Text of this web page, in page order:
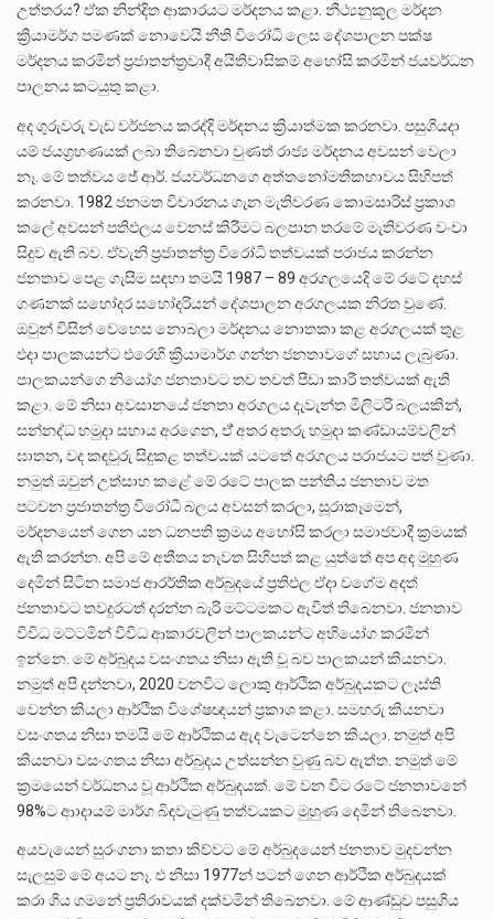
උත්තරය? ඒක නින්දිත ආකාරයට මර්දනය කළා. නීථ්‍යනුකූල මර්දන
ක්‍රියාමර්ග පමණක් නොවෙයි නීති විරෝධි ලෙස දේශපාලන පක්ෂ
මර්දනය කරමින් ප්‍රජාතන්ත්‍රවාදී අයිතිවාසිකම් අහෝසි කරමින් ජයවර්ධන
පාලනය කටයුතු කළා.
අද ගුරුවරු වැඩ වර්ජනය කරද්දි මර්දනය ක්‍රියාත්මක කරනවා. පසුගියදා
යම් ජයග්‍රහණයක් ලබා තිබෙනවා වුණත් රාජ්‍ය මර්දනය අවසන් වෙලා
නෑ. මේ තත්වය ජේ ආර්. ජයවර්ධනගෙ අත්තනෝමතිකභාවය සිහිපත්
කරනවා. 1982 ජනමත විචාරනය ගැන මැතිවරණ කොමසාරිස් ප්‍රකාශ
කලේ අවසන් පතිඵලය වෙනස් කිරීමට බලපාන තරමේ මැතිවරණ වංචා
සිදුව ඇති බව. ඒවැනි ප්‍රජාතන්ත්‍ර විරෝධි තත්වයක් පරාජය කරන්න
ජනතාව පෙළ ගැසීම සඳහා තමයි 1987 – 89 අරගලයෙදි මේ රටේ දහස්
ගණනක් සහෝදර සහෝදරියන් දේශපාලන අරගලයක නිරත වුණේ.
ඔවුන් විසින් වෙහෙස නොබලා මර්දනය නොතකා කළ අරගලයක් තුළ
එදා පාලකයන්ට එරෙහි ක්‍රියාමාර්ග ගන්න ජනතාවගේ සහාය ලැබුණා.
පාලකයන්ගෙ නියෝග ජනතාවට තව තවත් පීඩා කාරී තත්වයක් ඇති
කළා. මේ නිසා අවසානයේ ජනතා අරගලය දැවැන්ත මිලිටරි බලයකින්,
සන්නද්ධ හමුදා සහාය අරගෙන, ඒ් අතර අතරු හමුදා කණ්ඩායම්වලින්
ඝාතන, වද කඳවුරු සිදුකළ තත්වයක් යටතේ අරගලය පරාජයට පත් වුණා.
නමුත් ඔවුන් උත්සාහ කළේ මේ රටේ පාලක පන්තිය ජනතාව මත
පටවන ප්‍රජාතන්ත්‍ර විරෝධී බලය අවසන් කරලා, සූරාකෑමෙන්,
මර්දනයෙන් ගෙන යන ධනපති ක්‍රමය අහෝසි කරලා සමාජවාදී ක්‍රමයක්
ඇති කරන්න. අපි මේ අතීතය නැවත සිහිපත් කළ යුත්තේ අප අද මුහුණ
දෙමින් සිටින සමාජ ආරර්තික අර්බුදයේ ප්‍රතිඵල ඒදා වගේම අදත්
ජනතාවට තවදුරටත් දරන්න බැරි මට්ටමකට ඇවිත් තිබෙනවා. ජනතාව
විවිධ මට්ටමින් විවිධ ආකාරවලින් පාලකයන්ට අභියෝග කරමින්
ඉන්නෙ. මේ අර්බුදය වසංගතය නිසා ඇති වූ බව පාලකයන් කියනවා.
නමුත් අපි දන්නවා, 2020 වනවිට ලොකු ආර්ථික අර්බුදයකට ලෑස්ති
වෙන්න කියලා ආර්ථික විශේෂඥයන් ප්‍රකාශ කළා. සමහරු කියනවා
වසංගතය නිසා තමයි මේ ආර්ථිකය ඇද වැටෙන්නෙ කියලා. නමුත් අපි
කියනවා වසංගතය නිසා අර්බුදය උත්සන්න වුණු බව ඇත්ත. නමුත් මේ
ක්‍රමයෙන් වර්ධනය වූ ආර්ථික අර්බුදයක්. මේ වන විට රටේ ජනතාවනේ
98%ට ආාදායම් මාර්ග බිඳවැටුණු තත්වයකට මුහුණ දෙමින් තිබෙනවා.
අයවැයෙන් සුරංගනා කතා කිව්වට මේ අර්බුදයෙන් ජනතාව මුදවන්න
සැලසුම් මේ අයට නෑ. එ නිසා 1977න් පටන් ගෙන ආර්ථික අර්බුදයක්
කරා ගිය ගමනේ ප්‍රතිරාවයක් දක්වමින් තිබෙනවා. මේ ආණ්ඩුව පසුගිය